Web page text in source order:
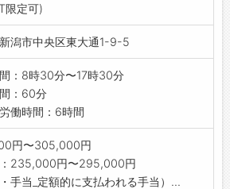
技術製品が多く社会貢献を体感出来る
事の生き
つけられます
囲:変更なし *営業エリアは新潟県下
限定可)
潟市中央区東大通1-9-5
：8時30分〜17時30分
：60分
働時間：6時間
円〜305,000円
235,000円〜295,000円
・手当_定額的に支払われる手当）...